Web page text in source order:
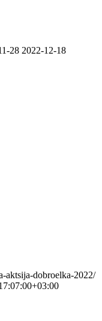
28 2022-12-18
aktsija-dobroelka-2022/